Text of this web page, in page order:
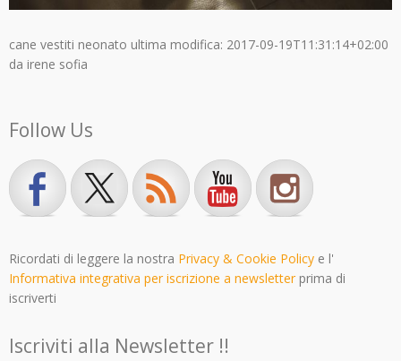
cane vestiti neonato ultima modifica: 2017-09-19T11:31:14+02:00
da irene sofia
Follow Us
Ricordati di leggere la nostra Privacy & Cookie Policy e l'
Informativa integrativa per iscrizione a newsletterprima di
iscriverti
Iscriviti alla Newsletter !!